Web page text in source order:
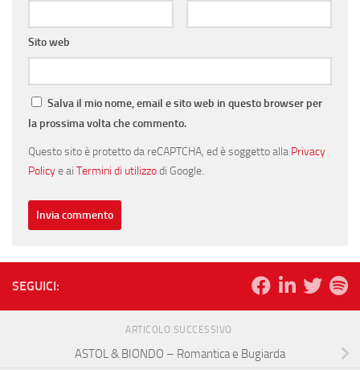
Sito web
Salva il mio nome, email e sito web in questo browser per
la prossima volta che commento.
Questo sito è protetto da reCAPTCHA, ed è soggetto alla Privacy
Policye ai Termini di utilizzodi Google.
SEGUICI:
ARTICOLO SUCCESSIVO
ASTOL & BIONDO – Romantica e Bugiarda